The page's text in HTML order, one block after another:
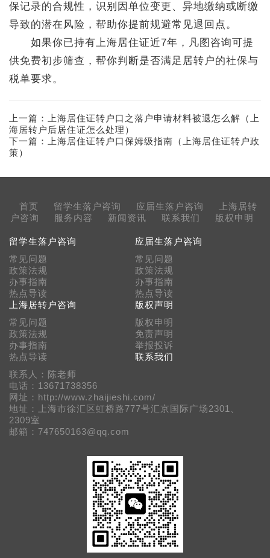
保记录的合规性，识别因单位变更、异地缴纳或断缴
导致的潜在风险，帮助你提前规避常见退回点。
如果你已持有上海居住证近7年，凡图咨询可提
供免费初步筛查，帮你判断是否满足居转户的社保与
税单要求。
上一篇：
上海居住证转户口之落户申请材料被退怎么解（上
海居转户后居住证怎么处理）
下一篇：
上海居住证转户口保姆级指南（上海居住证转户政
策）
首页 留学生落户咨询 应届生落户咨询
上海居转
户咨询
服务内容 新闻资讯 联系我们 版权申明
留学生落户咨询
常见问题
政策法规
办事指南
热点导读
应届生落户咨询
常见问题
政策法规
办事指南
热点导读
上海居转户咨询
常见问题
政策法规
办事指南
热点导读
版权声明
版权申明
免责声明
举报投诉
联系我们
联系人：陈老师
电话：13671738356
网址：http://www.zhaijieshi.com/
地址：上海市徐汇区虹桥路777号汇京国际广场2301、
2309室
邮箱：747650163@qq.com